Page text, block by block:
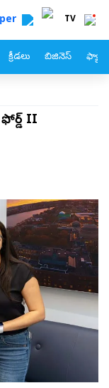
TV
క్రీడలు బిజినెస్
II